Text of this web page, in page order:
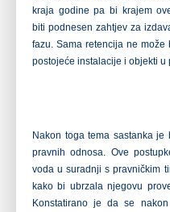
kraja godine pa bi krajem
biti podnesen zahtjev za
fazu. Sama retencija ne
postojeće instalacije i objekti u
Nakon toga tema sastanka
pravnih odnosa. Ove
voda u suradnji spravničkim
kako bi ubrzala njegovu
Konstatirano je da se